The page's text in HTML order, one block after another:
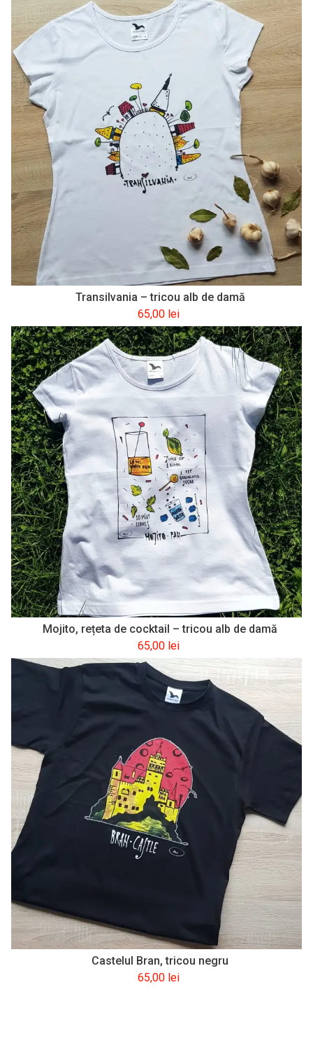
Transilvania – tricou alb de damă
65,00 lei
Mojito, rețeta de cocktail – tricou alb de damă
65,00 lei
Castelul Bran, tricou negru
65,00 lei